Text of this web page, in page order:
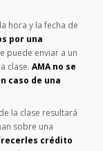
hora y la fecha de
por una
puede enviar a un
clase.AMA no se
caso de una
la clase resultará
sobre una
crédito